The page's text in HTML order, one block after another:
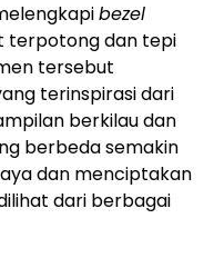
bezel
terpotong dan tepi
tersebut
terinspirasi dari
berkilau dan
berbeda semakin
dan menciptakan
dari berbagai